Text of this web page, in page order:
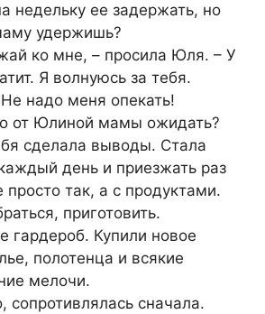
недельку ее задержать, но
удержишь?
ко мне, – просила Юля. – У
Я волнуюсь за тебя.
надо меня опекать!
от Юлиной мамы ожидать?
сделала выводы. Стала
день и приезжать раз
так, а с продуктами.
приготовить.
гардероб. Купили новое
полотенца и всякие
мелочи.
сопротивлялась сначала.